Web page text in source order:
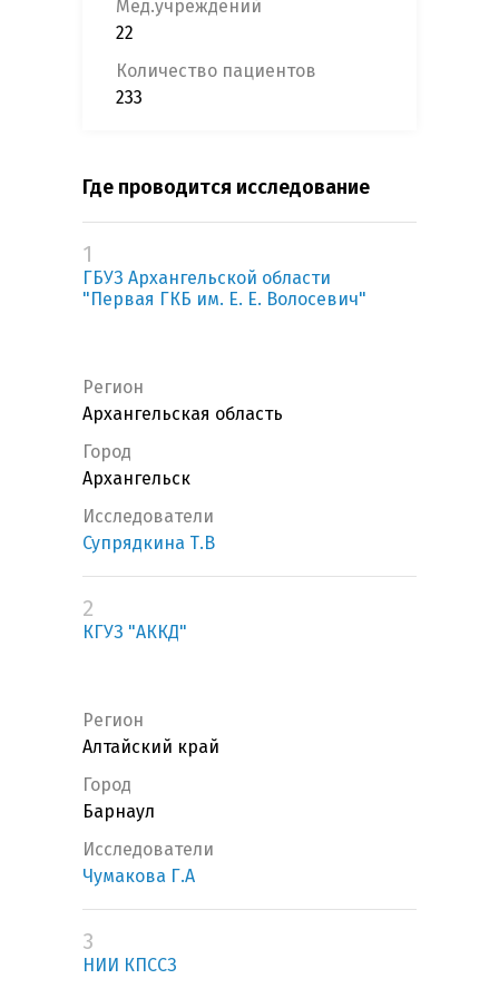
Мед.учреждений
22
Количество пациентов
233
Где проводится исследование
1
ГБУЗ Архангельской области
"Первая ГКБ им. Е. Е. Волосевич"
Регион
Архангельская область
Город
Архангельск
Исследователи
Супрядкина Т.В
2
КГУЗ "АККД"
Регион
Алтайский край
Город
Барнаул
Исследователи
Чумакова Г.А
3
НИИ КПССЗ